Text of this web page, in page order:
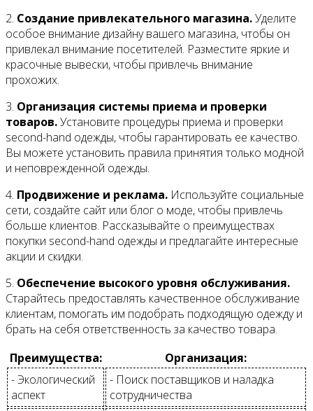
2. Создание привлекательного магазина.Уделите
особое внимание дизайну вашего магазина, чтобы он
привлекал внимание посетителей. Разместите яркие и
красочные вывески, чтобы привлечь внимание
прохожих.
3. Организация системы приема и проверки
товаров.Установите процедуры приема и проверки
second-hand одежды, чтобы гарантировать ее качество.
Вы можете установить правила принятия только модной
и неповрежденной одежды.
4. Продвижение и реклама. Используйте социальные
сети, создайте сайт или блог о моде, чтобы привлечь
больше клиентов. Рассказывайте о преимуществах
покупки second-hand одежды и предлагайте интересные
акции и скидки.
5. Обеспечение высокого уровня обслуживания.
Старайтесь предоставлять качественное обслуживание
клиентам, помогать им подобрать подходящую одежду и
брать на себя ответственность за качество товара.
Преимущества:
Организация:
- Экологический
аспект
- Поиск поставщиков и наладка
сотрудничества